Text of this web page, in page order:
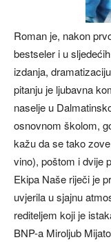
Roman je, nakon
bestseler i u
izdanja,
pitanju je ljubavna
naselje u
osnovnom školom,
kažu da se tako
vino), poštom i dvije
Ekipa Naše riječi je
uvjerila u sjajnu
rediteljem koji je
BNP-a Miroljub